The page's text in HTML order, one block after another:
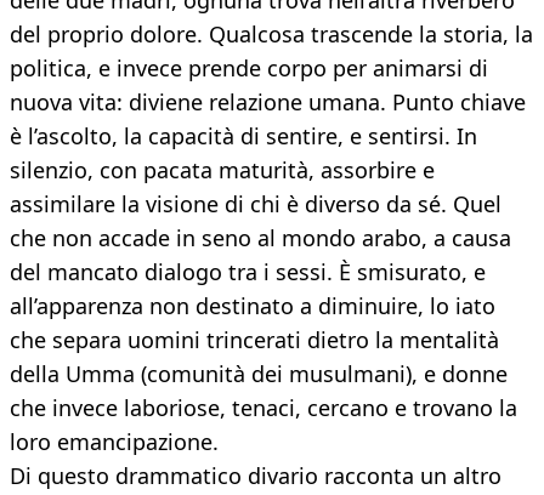
del proprio dolore. Qualcosa trascende la storia, la
politica, e invece prende corpo per animarsi di
nuova vita: diviene relazione umana. Punto chiave
è l’ascolto, la capacità di sentire, e sentirsi. In
silenzio, con pacata maturità, assorbire e
assimilare la visione di chi è diverso da sé. Quel
che non accade in seno al mondo arabo, a causa
del mancato dialogo tra i sessi. È smisurato, e
all’apparenza non destinato a diminuire, lo iato
che separa uomini trincerati dietro la mentalità
della Umma (comunità dei musulmani), e donne
che invece laboriose, tenaci, cercano e trovano la
loro emancipazione.
Di questo drammatico divario racconta un altro